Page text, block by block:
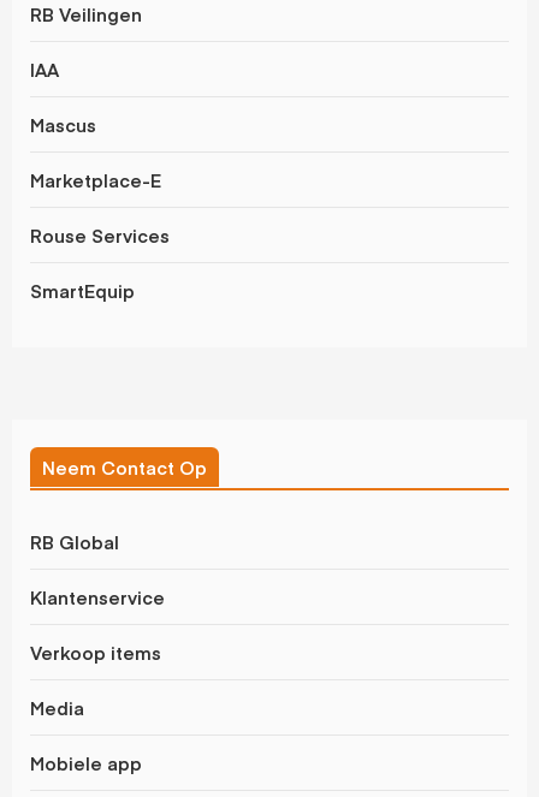
RB Veilingen
IAA
Mascus
Marketplace-E
Rouse Services
SmartEquip
Neem Contact Op
RB Global
Klantenservice
Verkoop items
Media
Mobiele app